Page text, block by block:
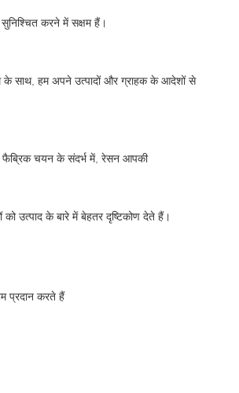
सुनिश्चित करने में सक्षम हैं।
के साथ, हम अपने उत्पादों और ग्राहक के आदेशों से
चयन के संदर्भ में, रेसन आपकी
उत्पाद के बारे में बेहतर दृष्टिकोण देते हैं।
प्रदान करते हैं